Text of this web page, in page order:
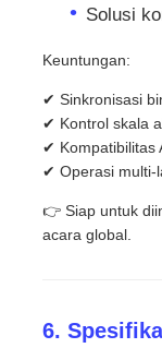
Solusi
Keuntungan:
✔ Sinkronisasi
✔ Kontrol skala
✔ Kompatibilitas
✔ Operasi multi-
👉 Siap untuk
acara global.
6.